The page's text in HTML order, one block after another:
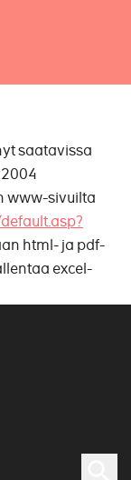
saatavissa
www-sivuilta
html- ja pdf-
excel-